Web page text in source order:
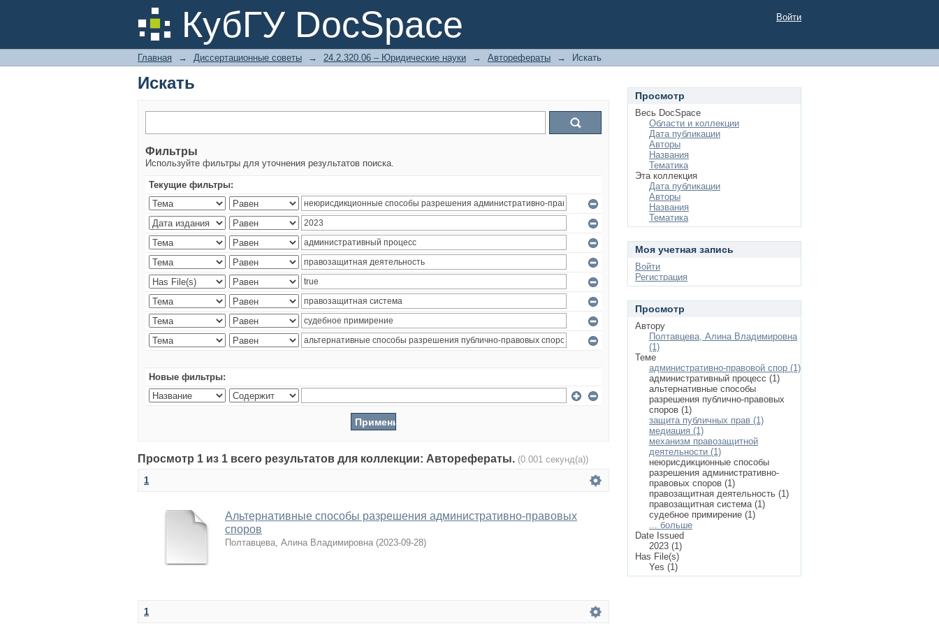
КубГУ DocSpace
Искать Войти
Главная → Диссертационные советы → 24.2.320.06 – Юридические науки → Авторефераты → Искать
Искать
Фильтры
Используйте фильтры для уточнения результатов поиска.
Текущие фильтры:
Новые фильтры:
Просмотр 1 из 1 всего результатов для коллекции: Авторефераты. (0.001 секунд(а))
1
Альтернативные способы разрешения административно-правовых
споров
Полтавцева, Алина Владимировна (2023-09-28)
1
Просмотр
Весь DocSpace
Области и коллекции
Дата публикации
Авторы
Названия
Тематика
Эта коллекция
Дата публикации
Авторы
Названия
Тематика
Моя учетная запись
Войти
Регистрация
Просмотр
Автору
Полтавцева, Алина Владимировна
(1)
Теме
административно-правовой спор (1)
административный процесс (1)
альтернативные способы
разрешения публично-правовых
споров (1)
защита публичных прав (1)
медиация (1)
механизм правозащитной
деятельности (1)
неюрисдикционные способы
разрешения административно-
правовых споров (1)
правозащитная деятельность (1)
правозащитная система (1)
судебное примирение (1)
... больше
Date Issued
2023 (1)
Has File(s)
Yes (1)